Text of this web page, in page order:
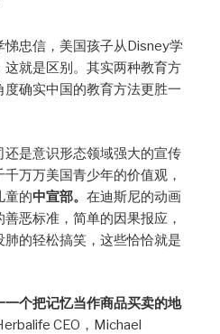
忠信，美国孩子从Disney学
就是区别。其实两种教育方
确实中国的教育方法更胜一
是意识形态领域强大的宣传
万万美国青少年的价值观，
童的中宣部。 在迪斯尼的动画
恶标准，简单的因果报应，
的轻松搞笑，这些恰恰就是
个把记忆当作商品买卖的地
CEO，Michael